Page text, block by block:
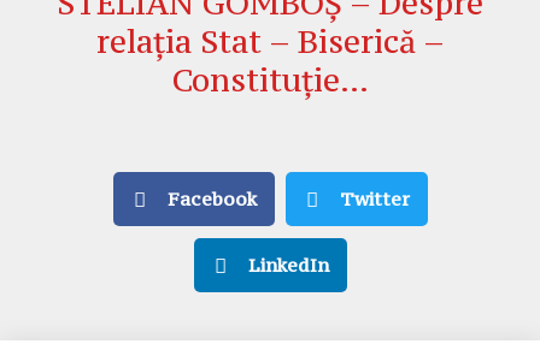
relaţia Stat – Biserică –
Constituţie…
Facebook Twitter
LinkedIn